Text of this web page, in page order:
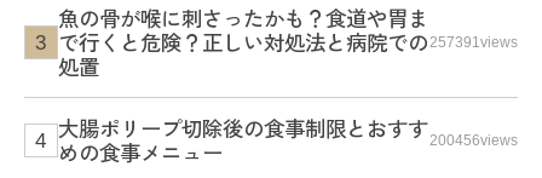
魚の骨が喉に刺さったかも？食道や胃ま
で行くと危険？正しい対処法と病院での
処置
257391views
大腸ポリープ切除後の食事制限とおすす
めの食事メニュー
200456views